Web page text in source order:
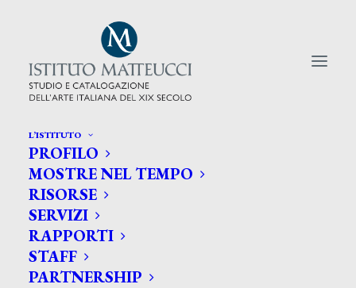
L’ISTITUTO
PROFILO
MOSTRE NEL TEMPO
RISORSE
SERVIZI
RAPPORTI
STAFF
PARTNERSHIP
CERCA TRA GLI ARTISTI:
Search
for: